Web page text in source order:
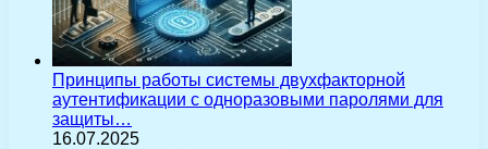
Принципы работы системы двухфакторной
аутентификации с одноразовыми паролями для
защиты…
16.07.2025